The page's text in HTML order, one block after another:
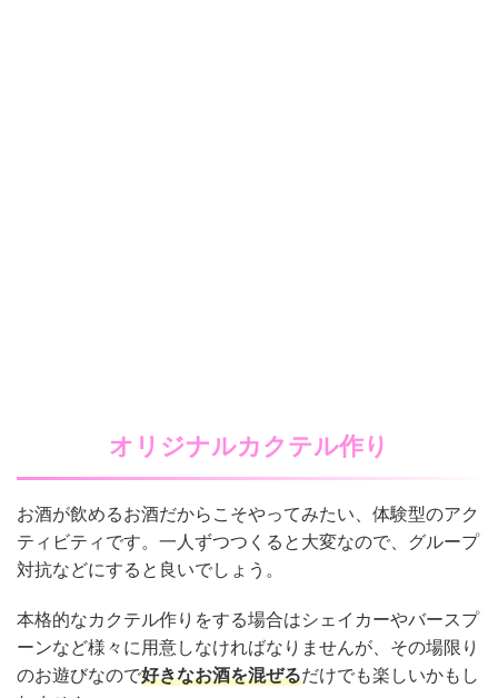
オリジナルカクテル作り
お酒が飲めるお酒だからこそやってみたい、体験型のアク
ティビティです。一人ずつつくると大変なので、グループ
対抗などにすると良いでしょう。
本格的なカクテル作りをする場合はシェイカーやバースプ
ーンなど様々に用意しなければなりませんが、その場限り
のお遊びなので好きなお酒を混ぜるだけでも楽しいかもし